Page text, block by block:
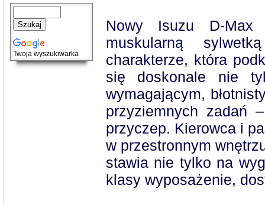
Twoja wyszukiwarka
Nowy Isuzu D-Max
muskularną
charakterze, która
się doskonale nie
wymagającym,
przyziemnych zadań
przyczep. Kierowca i
w przestronnym
stawia nie tylko na
klasy wyposażenie,